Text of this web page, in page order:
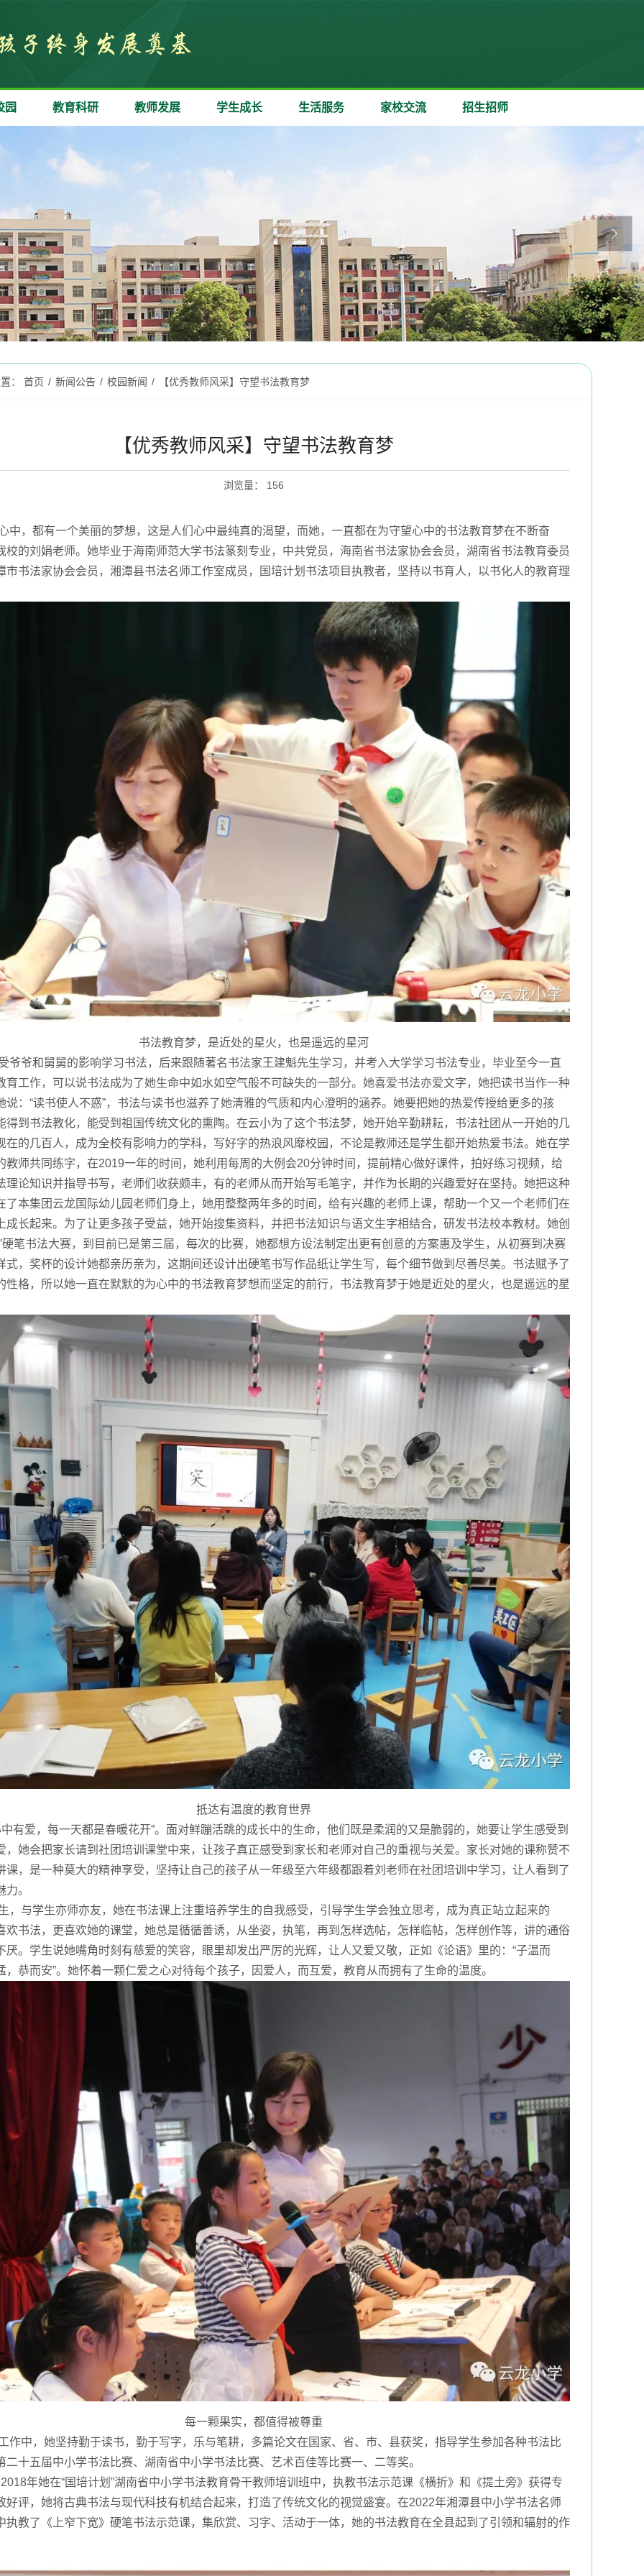
园 教育科研 教师发展 学生成长 生活服务 家校交流 招生招师

： 首页 / 新闻公告 / 校园新闻 / 【优秀教师风采】守望书法教育梦
【优秀教师风采】守望书法教育梦
浏览量： 156
，都有一个美丽的梦想，这是人们心中最纯真的渴望，而她，一直都在为守望心中的书法教育梦在不断奋
校的刘娟老师。她毕业于海南师范大学书法篆刻专业，中共党员，海南省书法家协会会员，湖南省书法教育委员
市书法家协会会员，湘潭县书法名师工作室成员，国培计划书法项目执教者，坚持以书育人，以书化人的教育理
书法教育梦，是近处的星火，也是遥远的星河
爷和舅舅的影响学习书法，后来跟随著名书法家王建魁先生学习，并考入大学学习书法专业，毕业至今一直
育工作，可以说书法成为了她生命中如水如空气般不可缺失的一部分。她喜爱书法亦爱文字，她把读书当作一种
说：“读书使人不惑”，书法与读书也滋养了她清雅的气质和内心澄明的涵养。她要把她的热爱传授给更多的孩
得到书法教化，能受到祖国传统文化的熏陶。在云小为了这个书法梦，她开始辛勤耕耘，书法社团从一开始的几
在的几百人，成为全校有影响力的学科，写好字的热浪风靡校园，不论是教师还是学生都开始热爱书法。她在学
教师共同练字，在2019一年的时间，她利用每周的大例会20分钟时间，提前精心做好课件，拍好练习视频，给
理论知识并指导书写，老师们收获颇丰，有的老师从而开始写毛笔字，并作为长期的兴趣爱好在坚持。她把这种
了本集团云龙国际幼儿园老师们身上，她用整整两年多的时间，给有兴趣的老师上课，帮助一个又一个老师们在
成长起来。为了让更多孩子受益，她开始搜集资料，并把书法知识与语文生字相结合，研发书法校本教材。她创
硬笔书法大赛，到目前已是第三届，每次的比赛，她都想方设法制定出更有创意的方案惠及学生，从初赛到决赛
式，奖杯的设计她都亲历亲为，这期间还设计出硬笔书写作品纸让学生写，每个细节做到尽善尽美。书法赋予了
性格，所以她一直在默默的为心中的书法教育梦想而坚定的前行，书法教育梦于她是近处的星火，也是遥远的星
抵达有温度的教育世界
爱，每一天都是春暖花开”。面对鲜蹦活跳的成长中的生命，他们既是柔润的又是脆弱的，她要让学生感受到
，她会把家长请到社团培训课堂中来，让孩子真正感受到家长和老师对自己的重视与关爱。家长对她的课称赞不
课，是一种莫大的精神享受，坚持让自己的孩子从一年级至六年级都跟着刘老师在社团培训中学习，让人看到了
。
与学生亦师亦友，她在书法课上注重培养学生的自我感受，引导学生学会独立思考，成为真正站立起来的
欢书法，更喜欢她的课堂，她总是循循善诱，从坐姿，执笔，再到怎样选帖，怎样临帖，怎样创作等，讲的通俗
厌。学生说她嘴角时刻有慈爱的笑容，眼里却发出严厉的光辉，让人又爱又敬，正如《论语》里的：“子温而
，恭而安”。她怀着一颗仁爱之心对待每个孩子，因爱人，而互爱，教育从而拥有了生命的温度。
每一颗果实，都值得被尊重
中，她坚持勤于读书，勤于写字，乐与笔耕，多篇论文在国家、省、市、县获奖，指导学生参加各种书法比
二十五届中小学书法比赛、湖南省中小学书法比赛、艺术百佳等比赛一、二等奖。
年她在“国培计划”湖南省中小学书法教育骨干教师培训班中，执教书法示范课《横折》和《提土旁》获得专
好评，她将古典书法与现代科技有机结合起来，打造了传统文化的视觉盛宴。在2022年湘潭县中小学书法名师
执教了《上窄下宽》硬笔书法示范课，集欣赏、习字、活动于一体，她的书法教育在全县起到了引领和辐射的作